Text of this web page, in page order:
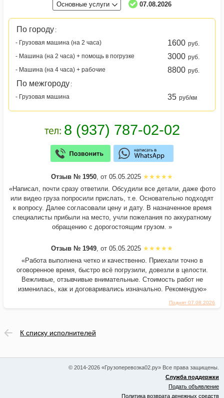
Поднят 07.08.2026
Основные услуги 07.08.2026
По городу :
- Грузовая машина (на 2 часа)
1600 руб.
- Машина (на 2 часа) + помощь в погрузке
3000 руб.
- Машина (на 4 часа) + рабочие
8800 руб.
По межгороду :
- Грузовая машина
35 руб/км
Отзыв № 1950 , от 05.05.2025
«Написал, почти сразу ответили. Обсудили все детали, даже фото
или видео груза попросили прислать, т.е. Основательно подходят
к вопросу. Далее согласовали цену и дату. В назначенное время
специалисты прибыли на место, учли пожелания по аккуратному
обращению с дорогостоящим грузом. »
Отзыв № 1949 , от 05.05.2025
«Работа выполнена четко и качественно. Приехали точно в
оговоренное время, быстро всё погрузили, довезли в целости.
Вежливые, отзывчивые внимательные. Стоимость работ не
изменилась, как и договаривались изначально. Рекомендую»
К списку исполнителей
© 2014-2026 «Грузоперевозка02.ру» Все права защищены.
Служба поддержки
Подать объявление
Политика возврата денежных средств